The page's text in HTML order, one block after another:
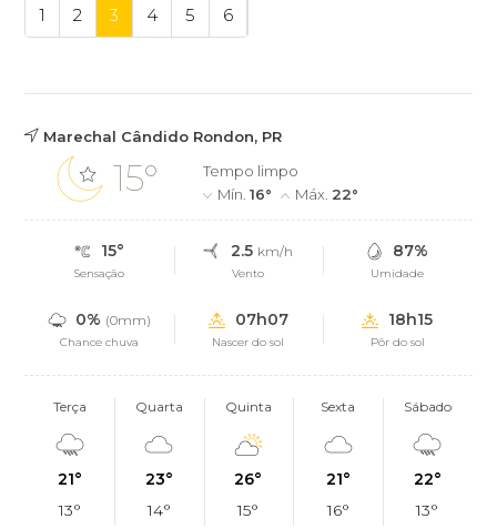
1 2 3 4 5 6
Marechal Cândido Rondon, PR
15°
Tempo limpo
Mín.16° Máx. 22°
15°
Sensação
2.5 km/h
Vento
87%
Umidade
0% (0mm)
Chance chuva
07h07
Nascer do sol
18h15
Pôr do sol
Terça
21°
13°
Quarta
23°
14°
Quinta
26°
15°
Sexta
21°
16°
Sábado
22°
13°